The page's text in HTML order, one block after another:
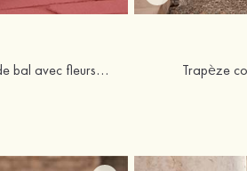
Trapèze cache coeur mousseline traîne balayage robe de bal avec fleurs trou de serrure
Trapèze